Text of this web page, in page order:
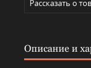
Рассказать о
Описание и